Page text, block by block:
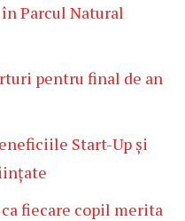
Parcul Natural
pentru final de an
Start-Up și
ca fiecare copil merita